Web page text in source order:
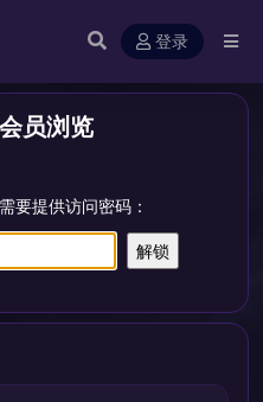
登录
员浏览
要提供访问密码：